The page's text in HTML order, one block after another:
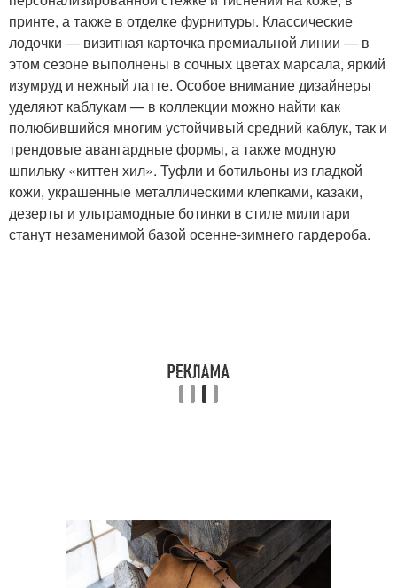
принте, а также в отделке фурнитуры. Классические
лодочки — визитная карточка премиальной линии — в
этом сезоне выполнены в сочных цветах марсала, яркий
изумруд и нежный латте. Особое внимание дизайнеры
уделяют каблукам — в коллекции можно найти как
полюбившийся многим устойчивый средний каблук, так и
трендовые авангардные формы, а также модную
шпильку «киттен хил». Туфли и ботильоны из гладкой
кожи, украшенные металлическими клепками, казаки,
дезерты и ультрамодные ботинки в стиле милитари
станут незаменимой базой осенне-зимнего гардероба.